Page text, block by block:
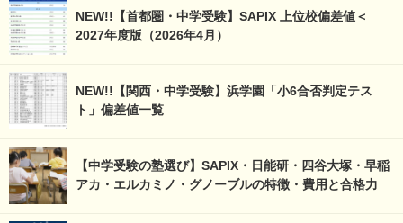
NEW!!【首都圏・中学受験】SAPIX 上位校偏差値＜
2027年度版（2026年4月）
NEW!!【関西・中学受験】浜学園「小6合否判定テス
ト」偏差値一覧
【中学受験の塾選び】SAPIX・日能研・四谷大塚・早稲
アカ・エルカミノ・グノーブルの特徴・費用と合格力